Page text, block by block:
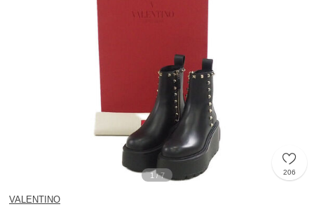
1 / 7 206
VALENTINO